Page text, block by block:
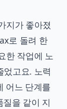
지가 좋아졌
로 돌려 한
한 작업에 노
었고요. 노력
어느 단계를
을 같이 지